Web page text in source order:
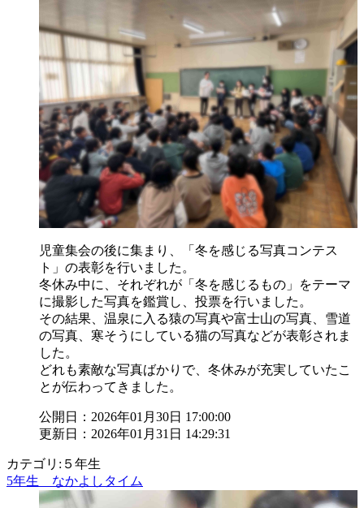
児童集会の後に集まり、「冬を感じる写真コンテス
ト」の表彰を行いました。
冬休み中に、それぞれが「冬を感じるもの」をテーマ
に撮影した写真を鑑賞し、投票を行いました。
その結果、温泉に入る猿の写真や富士山の写真、雪道
の写真、寒そうにしている猫の写真などが表彰されま
した。
どれも素敵な写真ばかりで、冬休みが充実していたこ
とが伝わってきました。
公開日：2026年01月30日 17:00:00
更新日：2026年01月31日 14:29:31
カテゴリ:５年生
5年生 なかよしタイム